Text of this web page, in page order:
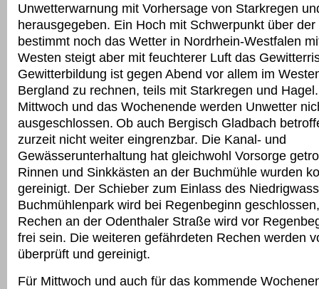
Unwetterwarnung mit Vorhersage von Starkregen
herausgegeben. Ein Hoch mit Schwerpunkt über
bestimmt noch das Wetter in Nordrhein-Westfalen
Westen steigt aber mit feuchterer Luft das
Gewitterbildung ist gegen Abend vor allem im
Bergland zu rechnen, teils mit Starkregen und
Mittwoch und das Wochenende werden Unwetter
ausgeschlossen. Ob auch Bergisch Gladbach
zurzeit nicht weiter eingrenzbar. Die Kanal- und
Gewässerunterhaltung hat gleichwohl Vorsorge
Rinnen und Sinkkästen an der Buchmühle wurden
gereinigt. Der Schieber zum Einlass des
Buchmühlenpark wird bei Regenbeginn
Rechen an der Odenthaler Straße wird vor
frei sein. Die weiteren gefährdeten Rechen werden
überprüft und gereinigt.
Für Mittwoch und auch für das kommende